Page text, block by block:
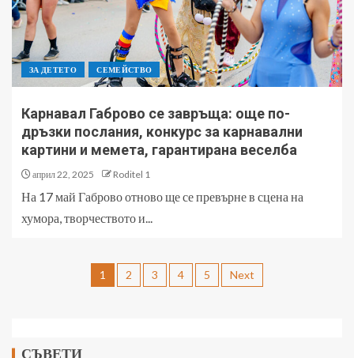
ЗА ДЕТЕТО СЕМЕЙСТВО
Карнавал Габрово се завръща: още по-
дръзки послания, конкурс за карнавални
картини и мемета, гарантирана веселба
април 22, 2025 Roditel 1
На 17 май Габрово отново ще се превърне в сцена на
хумора, творчеството и...
1 2 3 4 5 Next
СЪВЕТИ